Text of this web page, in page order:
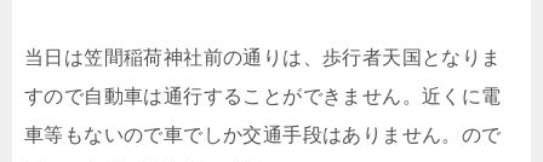
当日は笠間稲荷神社前の通りは、歩行者天国となりま
すので自動車は通行することができません。近くに電
車等もないので車でしか交通手段はありません。ので